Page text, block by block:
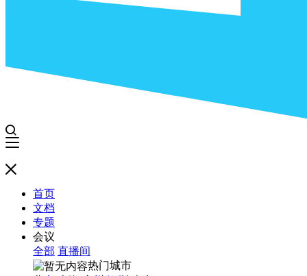
首页
文档
专题
会议
全部 直播间
热门城市